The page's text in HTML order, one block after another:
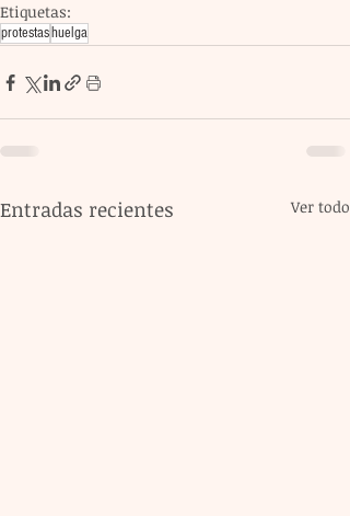
Etiquetas:
protestashuelga
Entradas recientes Ver todo